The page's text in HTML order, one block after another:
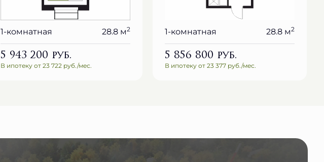
1-комнатная 28.8 м2
5 943 200 руб.
В ипотеку от 23 722 руб./мес.
1-комнатная 28.8 м2
5 856 800 руб.
В ипотеку от 23 377 руб./мес.